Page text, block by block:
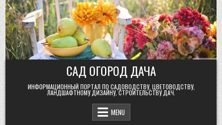
Skip
to
content
САД ОГОРОД ДАЧА
ИНФОРМАЦИОННЫЙ ПОРТАЛ ПО САДОВОДСТВУ, ЦВЕТОВОДСТВУ,
ЛАНДШАФТНОМУ ДИЗАЙНУ, СТРОИТЕЛЬСТВУ ДАЧ.
MENU